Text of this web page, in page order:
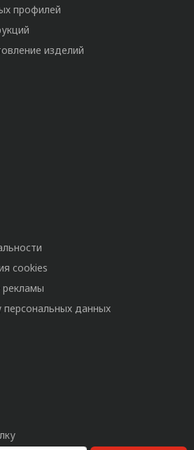
профилей
изделий
cookies
рекламы
персональных данных